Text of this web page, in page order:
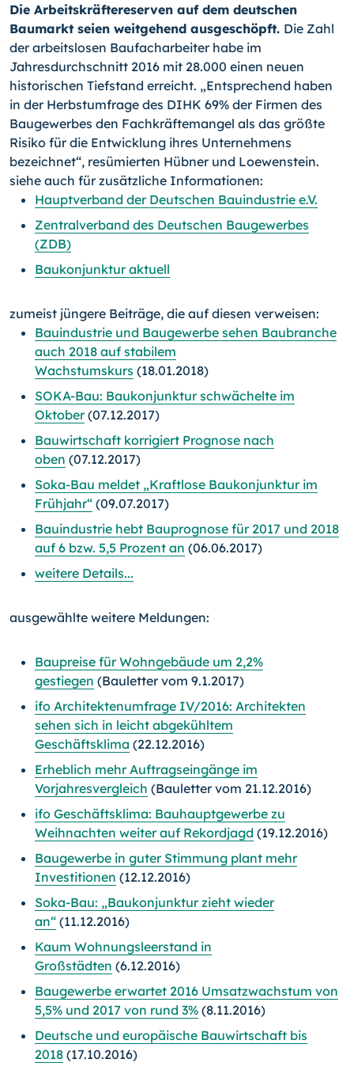
Die Arbeitskräftereserven auf dem deutschen
Baumarkt seien weitgehend ausgeschöpft. Die Zahl
der arbeitslosen Baufacharbeiter habe im
Jahresdurchschnitt 2016 mit 28.000 einen neuen
historischen Tiefstand erreicht. „Entsprechend haben
in der Herbstumfrage des DIHK 69% der Firmen des
Baugewerbes den Fachkräftemangel als das größte
Risiko für die Entwicklung ihres Unternehmens
bezeichnet“, resümierten Hübner und Loewenstein.
siehe auch für zusätzliche Informationen:
Hauptverband der Deutschen Bauindustrie e.V.
Zentralverband des Deutschen Baugewerbes
(ZDB)
Baukonjunktur aktuell
zumeist jüngere Beiträge, die auf diesen verweisen:
Bauindustrie und Baugewerbe sehen Baubranche
auch 2018 auf stabilem
Wachstumskurs (18.01.2018)
SOKA-Bau: Baukonjunktur schwächelte im
Oktober(07.12.2017)
Bauwirtschaft korrigiert Prognose nach
oben (07.12.2017)
Soka-Bau meldet „Kraftlose Baukonjunktur im
Frühjahr“ (09.07.2017)
Bauindustrie hebt Bauprognose für 2017 und 2018
auf 6 bzw. 5,5 Prozent an (06.06.2017)
weitere Details...
ausgewählte weitere Meldungen:
Baupreise für Wohngebäude um 2,2%
gestiegen (Bauletter vom 9.1.2017)
ifo Architektenumfrage IV/2016: Architekten
sehen sich in leicht abgekühltem
Geschäftsklima (22.12.2016)
Erheblich mehr Auftragseingänge im
Vorjahresvergleich (Bauletter vom 21.12.2016)
ifo Geschäftsklima: Bauhauptgewerbe zu
Weihnachten weiter auf Rekordjagd (19.12.2016)
Baugewerbe in guter Stimmung plant mehr
Investitionen (12.12.2016)
Soka-Bau: „Baukonjunktur zieht wieder
an“ (11.12.2016)
Kaum Wohnungsleerstand in
Großstädten (6.12.2016)
Baugewerbe erwartet 2016 Umsatzwachstum von
5,5% und 2017 von rund 3% (8.11.2016)
Deutsche und europäische Bauwirtschaft bis
2018 (17.10.2016)